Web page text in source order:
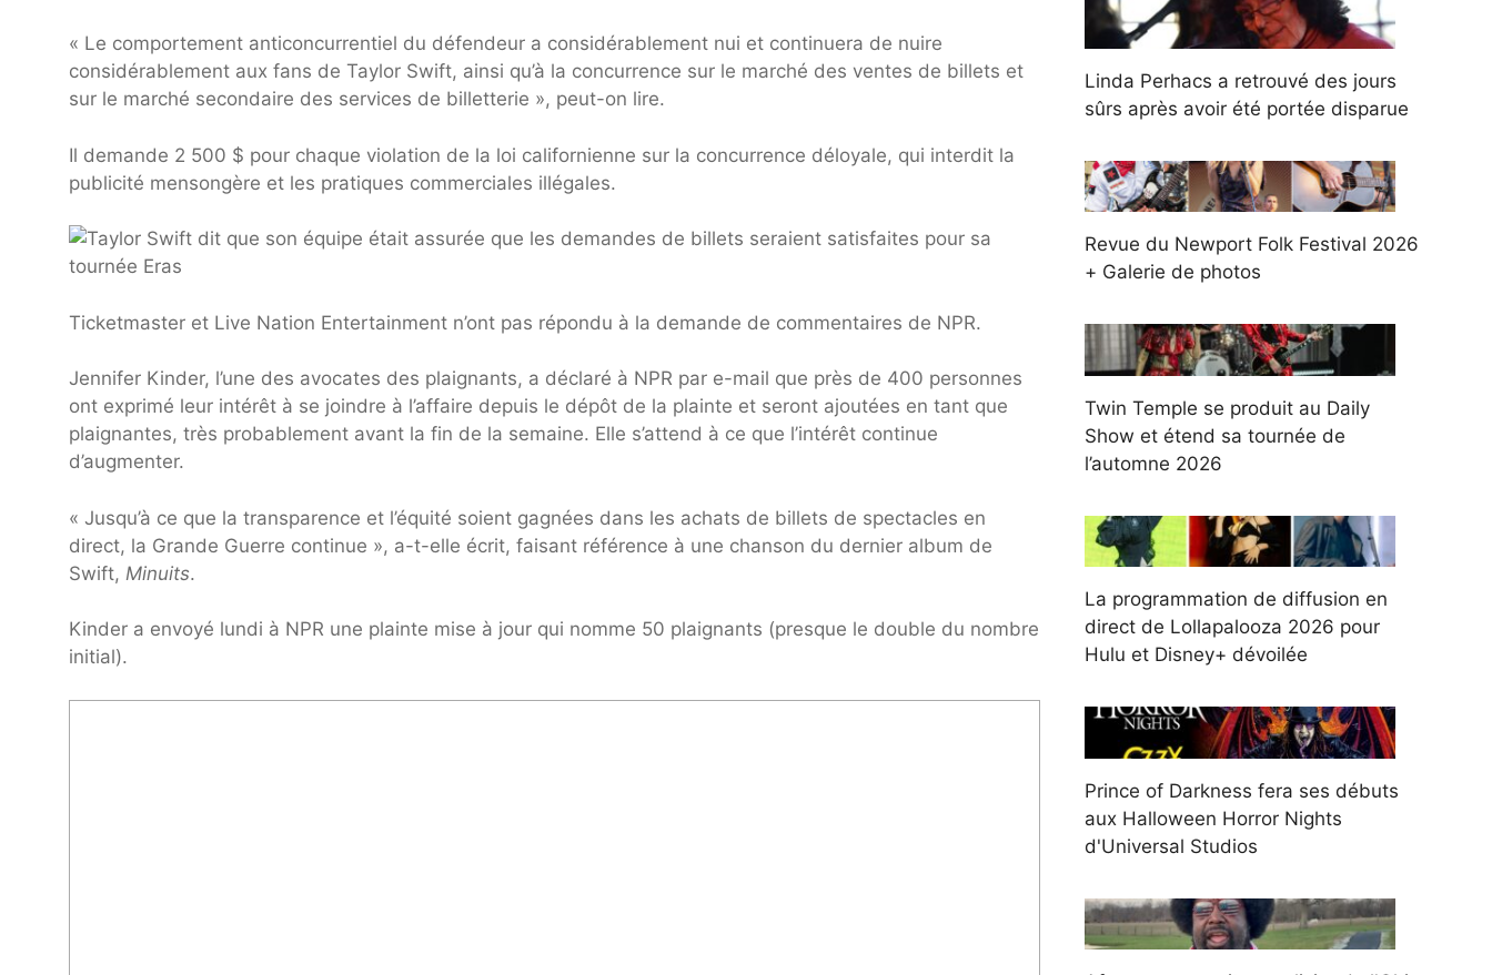
« Le comportement anticoncurrentiel du défendeur a considérablement nui et continuera de nuire
considérablement aux fans de Taylor Swift, ainsi qu’à la concurrence sur le marché des ventes de billets et
sur le marché secondaire des services de billetterie », peut-on lire.
Il demande 2 500 $ pour chaque violation de la loi californienne sur la concurrence déloyale, qui interdit la
publicité mensongère et les pratiques commerciales illégales.
Ticketmaster et Live Nation Entertainment n’ont pas répondu à la demande de commentaires de NPR.
Jennifer Kinder, l’une des avocates des plaignants, a déclaré à NPR par e-mail que près de 400 personnes
ont exprimé leur intérêt à se joindre à l’affaire depuis le dépôt de la plainte et seront ajoutées en tant que
plaignantes, très probablement avant la fin de la semaine. Elle s’attend à ce que l’intérêt continue
d’augmenter.
« Jusqu’à ce que la transparence et l’équité soient gagnées dans les achats de billets de spectacles en
direct, la Grande Guerre continue », a-t-elle écrit, faisant référence à une chanson du dernier album de
Swift, Minuits.
Kinder a envoyé lundi à NPR une plainte mise à jour qui nomme 50 plaignants (presque le double du nombre
initial).
Linda Perhacs a retrouvé des jours
sûrs après avoir été portée disparue
Revue du Newport Folk Festival 2026
+ Galerie de photos
Twin Temple se produit au Daily
Show et étend sa tournée de
l’automne 2026
La programmation de diffusion en
direct de Lollapalooza 2026 pour
Hulu et Disney+ dévoilée
Prince of Darkness fera ses débuts
aux Halloween Horror Nights
d'Universal Studios